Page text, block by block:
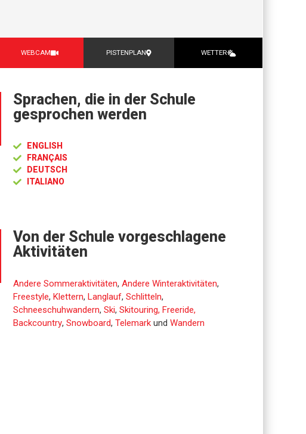
WEBCAM PISTENPLAN WETTER
Sprachen, die in der Schule
gesprochen werden
ENGLISH
FRANÇAIS
DEUTSCH
ITALIANO
Von der Schule vorgeschlagene
Aktivitäten
Andere Sommeraktivitäten,Andere Winteraktivitäten,
Freestyle,Klettern,Langlauf,Schlitteln,
Schneeschuhwandern,Ski,Skitouring, Freeride,
Backcountry,Snowboard,Telemark undWandern